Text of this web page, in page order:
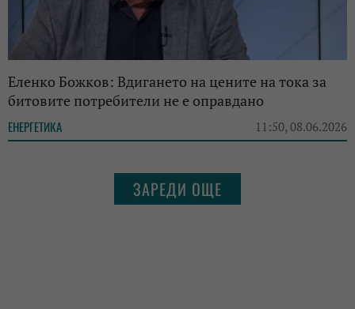
Еленко Божков: Вдигането на цените на тока за
битовите потребители не е оправдано
ЕНЕРГЕТИКА 11:50, 08.06.2026
ЗАРЕДИ ОЩЕ